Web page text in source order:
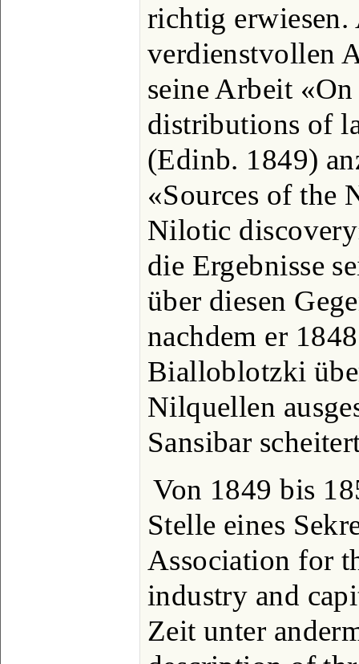
richtig erwiesen.
verdienstvollen
seine Arbeit
distributions of
(Edinb. 1849)
«Sources of the
Nilotic
die Ergebnisse
über diesen
nachdem er
Bialloblotzki
Nilquellen
Sansibar
Von 1849 bis
Stelle eines
Association for
industry and
Zeit unter